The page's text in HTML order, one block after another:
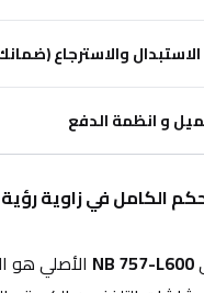
والاسترجاع
و انظمة الدفع
NB 757-L600